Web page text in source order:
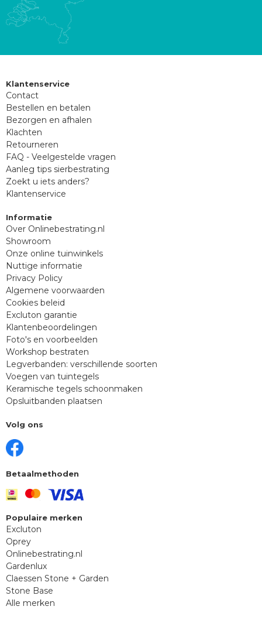
Klantenservice
Contact
Bestellen en betalen
Bezorgen en afhalen
Klachten
Retourneren
FAQ - Veelgestelde vragen
Aanleg tips sierbestrating
Zoekt u iets anders?
Klantenservice
Informatie
Over Onlinebestrating.nl
Showroom
Onze online tuinwinkels
Nuttige informatie
Privacy Policy
Algemene voorwaarden
Cookies beleid
Excluton garantie
Klantenbeoordelingen
Foto's en voorbeelden
Workshop bestraten
Legverbanden: verschillende soorten
Voegen van tuintegels
Keramische tegels schoonmaken
Opsluitbanden plaatsen
Volg ons
Betaalmethoden
Populaire merken
Excluton
Oprey
Onlinebestrating.nl
Gardenlux
Claessen Stone + Garden
Stone Base
Alle merken